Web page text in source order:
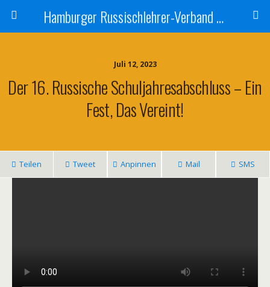
Hamburger Russischlehrer-Verband e.V.
Juli 12, 2023
Der 16. Russische Schuljahresabschluss – Ein
Fest, Das Vereint!
Teilen Tweet Anpinnen Mail SMS